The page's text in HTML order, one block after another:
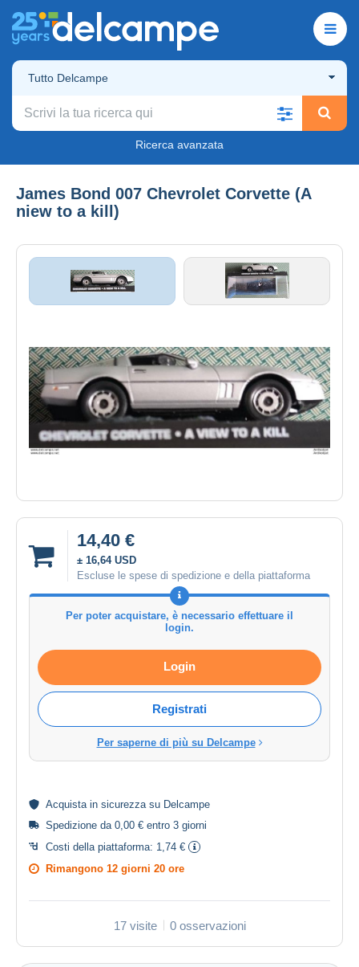
Tutto Delcampe
Ricerca avanzata
James Bond 007 Chevrolet Corvette (A
niew to a kill)
14,40 €
± 16,64 USD
Escluse le spese di spedizione e della piattaforma
Per poter acquistare, è necessario effettuare il
login.
Login
Registrati
Per saperne di più su Delcampe
Acquista in sicurezza su Delcampe
Spedizione da 0,00 € entro 3 giorni
Costi della piattaforma: 1,74 €
Rimangono 12 giorni 20 ore
17 visite 0 osservazioni